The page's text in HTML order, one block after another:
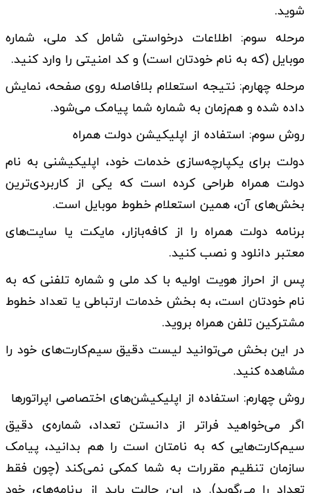
شوید.
مرحله سوم: اطلاعات درخواستی شامل کد ملی، شماره
موبایل (که به نام خودتان است) و کد امنیتی را وارد کنید.
مرحله چهارم: نتیجه استعلام بلافاصله روی صفحه، نمایش
داده شده و هم‌زمان به شماره شما پیامک می‌شود.
روش سوم: استفاده از اپلیکیشن دولت همراه
دولت برای یکپارچه‌سازی خدمات خود، اپلیکیشنی به نام
دولت همراه طراحی کرده است که یکی از کاربردی‌ترین
بخش‌های آن، همین استعلام خطوط موبایل است.
برنامه دولت همراه را از کافه‌بازار، مایکت یا سایت‌های
معتبر دانلود و نصب کنید.
پس از احراز هویت اولیه با کد ملی و شماره تلفنی که به
نام خودتان است، به بخش خدمات ارتباطی یا تعداد خطوط
مشترکین تلفن همراه بروید.
در این بخش می‌توانید لیست دقیق سیم‌کارت‌های خود را
مشاهده کنید.
روش چهارم: استفاده از اپلیکیشن‌های اختصاصی اپراتور‌ها
اگر می‌خواهید فراتر از دانستن تعداد، شماره‌ی دقیق
سیم‌کارت‌هایی که به نامتان است را هم بدانید، پیامک
سازمان تنظیم مقررات به شما کمکی نمی‌کند (چون فقط